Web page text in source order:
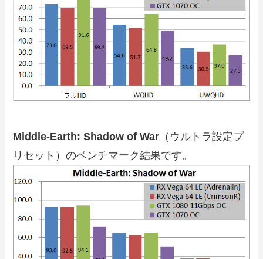
Middle-Earth: Shadow of War （ウルトラ設定プ
リセット）のベンチマーク結果です。